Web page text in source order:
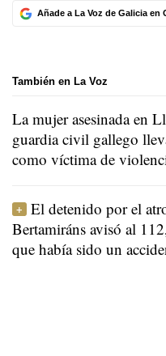
Añade a La Voz de Galicia en
También en La Voz
La mujer asesinada en
guardia civil gallego
como víctima de
El detenido por el
Bertamiráns avisó al
que había sido un